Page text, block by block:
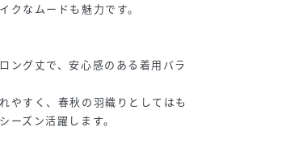
クなムードも魅力です。
ング丈で、安心感のある着用バラ
やすく、春秋の羽織りとしてはも
ーズン活躍します。